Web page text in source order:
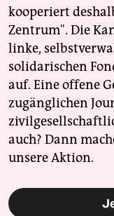
kooperiert
Zentrum". Die
linke,
solidarischen
auf. Eine offene
zugänglichen
auch? Dann
unsere Aktion.